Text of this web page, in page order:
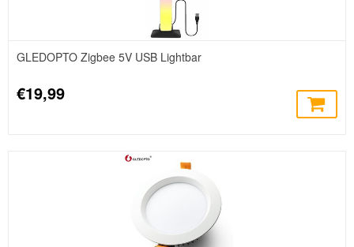
GLEDOPTO Zigbee 5V USB Lightbar
€19,99